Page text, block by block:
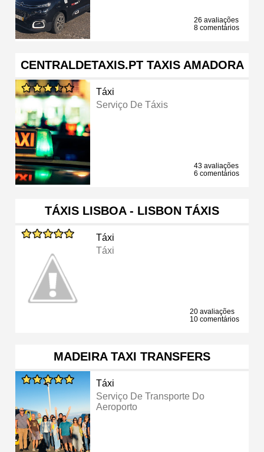
26 avaliações
8 comentários
CENTRALDETAXIS.PT TAXIS AMADORA
Táxi
Serviço De Táxis
43 avaliações
6 comentários
TÁXIS LISBOA - LISBON TÁXIS
Táxi
Táxi
20 avaliações
10 comentários
MADEIRA TAXI TRANSFERS
Táxi
Serviço De Transporte Do
Aeroporto